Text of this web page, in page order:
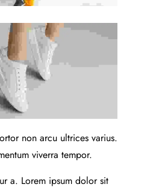
non arcu ultrices varius.
viverra tempor.
a. Lorem ipsum dolor sit